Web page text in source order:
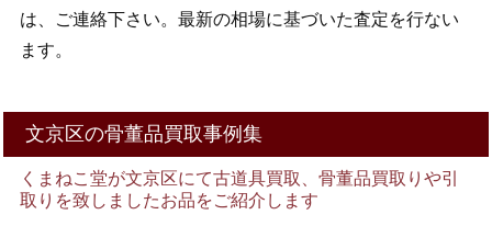
は、ご連絡下さい。最新の相場に基づいた査定を行ない
ます。
文京区の骨董品買取事例集
くまねこ堂が文京区にて古道具買取、骨董品買取りや引
取りを致しましたお品をご紹介します